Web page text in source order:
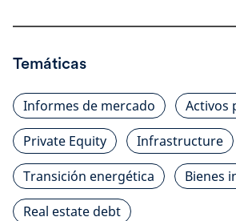
Temáticas
Informes de mercado
Activos
Private Equity
Infrastructure
Transición energética
Bienes
Real estate debt